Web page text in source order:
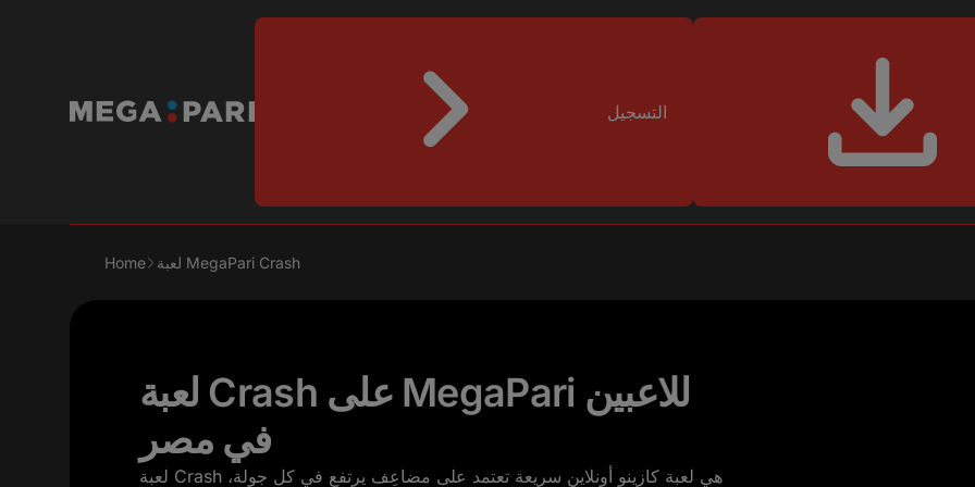
التسجيل
Home لعبة MegaPari Crash
لعبة Crash على MegaPari للاعبين
في مصر
لعبة Crash هي لعبة كازينو أونلاين سريعة تعتمد على مضاعِف يرتفع في كل جولة،